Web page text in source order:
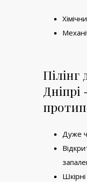
Пілінг
Дніпрі
Дуже